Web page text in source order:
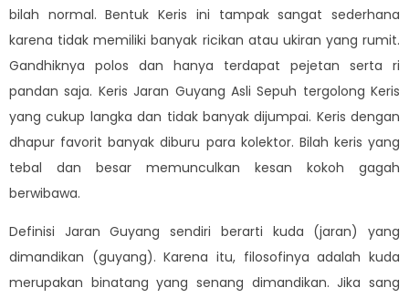
bilah normal. Bentuk Keris ini tampak sangat sederhana
karena tidak memiliki banyak ricikan atau ukiran yang rumit.
Gandhiknya polos dan hanya terdapat pejetan serta ri
pandan saja. Keris Jaran Guyang Asli Sepuh tergolong Keris
yang cukup langka dan tidak banyak dijumpai. Keris dengan
dhapur favorit banyak diburu para kolektor. Bilah keris yang
tebal dan besar memunculkan kesan kokoh gagah
berwibawa.
Definisi Jaran Guyang sendiri berarti kuda (jaran) yang
dimandikan (guyang). Karena itu, filosofinya adalah kuda
merupakan binatang yang senang dimandikan. Jika sang